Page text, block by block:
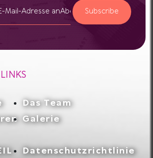
Subscribe
Das Team
Galerie
Datenschutzrichtlinie